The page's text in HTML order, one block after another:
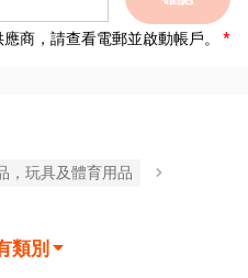
商，請查看電郵並啟動帳戶。
，玩具及體育用品
類別